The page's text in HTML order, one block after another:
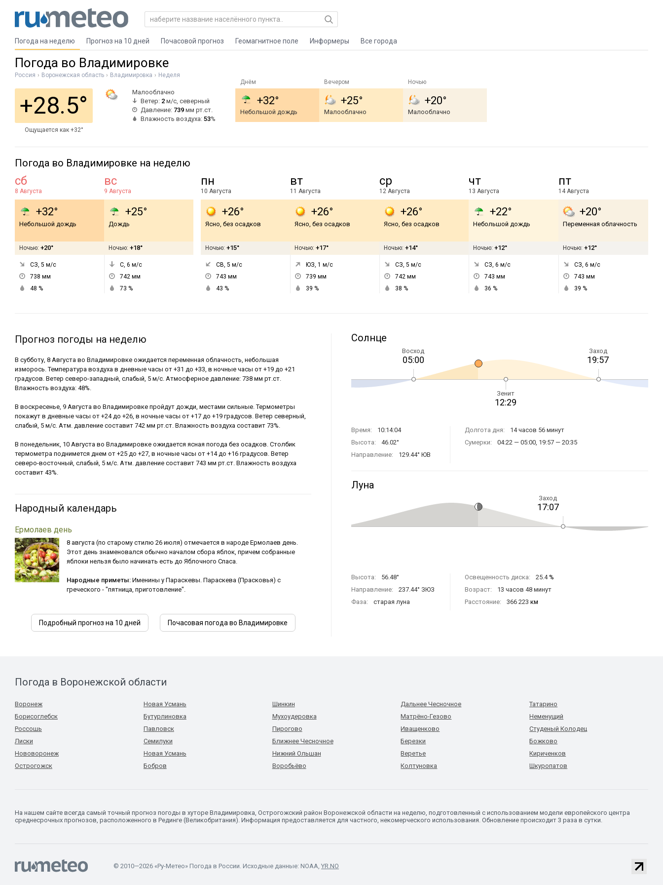
Погода на неделю Прогноз на 10 дней Почасовой прогноз Геомагнитное поле Информеры Все города
Погода во Владимировке
Россия Воронежская область Владимировка Неделя
+28.5°
Ощущается как +32°
Малооблачно
Ветер: 2 м/с, северный
Давление: 739 мм рт.ст.
Влажность воздуха: 53%
Днём
+32°
Небольшой дождь
Вечером
+25°
Малооблачно
Ночью
+20°
Малооблачно
Погода во Владимировке на неделю
сб
8 Августа
+32°
Небольшой дождь
Ночью: +20°
СЗ, 5 м/с
738 мм
48 %
вс
9 Августа
+25°
Дождь
Ночью: +18°
С, 6 м/с
742 мм
73 %
пн
10 Августа
+26°
Ясно, без осадков
Ночью: +15°
СВ, 5 м/с
743 мм
43 %
вт
11 Августа
+26°
Ясно, без осадков
Ночью: +17°
ЮЗ, 1 м/с
739 мм
39 %
ср
12 Августа
+26°
Ясно, без осадков
Ночью: +14°
СЗ, 5 м/с
742 мм
38 %
чт
13 Августа
+22°
Небольшой дождь
Ночью: +12°
СЗ, 6 м/с
743 мм
36 %
пт
14 Августа
+20°
Переменная облачность
Ночью: +12°
СЗ, 6 м/с
743 мм
39 %
Прогноз погоды на неделю
В субботу, 8 Августа во Владимировке ожидается переменная облачность, небольшая
изморось. Температура воздуха в дневные часы от +31 до +33, в ночные часы от +19 до +21
градусов. Ветер северо-западный, слабый, 5 м/с. Атмосферное давление: 738 мм рт.ст.
Влажность воздуха: 48%.
В воскресенье, 9 Августа во Владимировке пройдут дожди, местами сильные. Термометры
покажут в дневные часы от +24 до +26, в ночные часы от +17 до +19 градусов. Ветер северный,
слабый, 5 м/с. Атм. давление составит 742 мм рт.ст. Влажность воздуха составит 73%.
В понедельник, 10 Августа во Владимировке ожидается ясная погода без осадков. Столбик
термометра поднимется днем от +25 до +27, в ночные часы от +14 до +16 градусов. Ветер
северо-восточный, слабый, 5 м/с. Атм. давление составит 743 мм рт.ст. Влажность воздуха
составит 43%.
Народный календарь
Ермолаев день
8 августа (по старому стилю 26 июля) отмечается в народе Ермолаев день.
Этот день знаменовался обычно началом сбора яблок, причем собранные
яблоки нельзя было начинать есть до Яблочного Спаса.
Народные приметы: Именины у Параскевы. Параскева (Прасковья) с
греческого - "пятница, приготовление".
Подробный прогноз на 10 дней Почасовая погода во Владимировке
Солнце
Восход
05:00
Заход
19:57
Зенит
12:29
Время:
10:14:04
Высота:
46.02°
Направление:
129.44° ЮВ
Долгота дня:
14 часов 56 минут
Сумерки:
04:22 — 05:00, 19:57 — 20:35
Луна
Заход
17:07
Высота:
56.48°
Направление:
237.44° ЗЮЗ
Фаза:
старая луна
Освещенность диска: 25.4 %
Возраст:
13 часов 48 минут
Расстояние:
366 223 км
Погода в Воронежской области
Воронеж
Борисоглебск
Россошь
Лиски
Нововоронеж
Острогожск
Новая Усмань
Бутурлиновка
Павловск
Семилуки
Новая Усмань
Бобров
Шинкин
Мухоудеровка
Пирогово
Ближнее Чесночное
Нижний Ольшан
Воробьёво
Дальнее Чесночное
Матрёно-Гезово
Иващенково
Березки
Веретье
Колтуновка
Татарино
Неменущий
Студеный Колодец
Божково
Кириченков
Шкуропатов
На нашем сайте всегда самый точный прогноз погоды в хуторе Владимировка, Острогожский район Воронежской области на неделю, подготовленный с использованием модели европейского центра
среднесрочных прогнозов, расположенного в Рединге (Великобритания). Информация предоставляется для частного, некомерческого использования. Обновление происходит 3 раза в сутки.
© 2010—2026 «Ру-Метео» Погода в России. Исходные данные: NOAA, YR.NO